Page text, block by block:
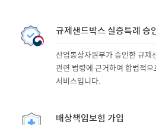
규제샌드박스 실증특례 승
산업통상자원부가 승인한 규제
관련 법령에 근거하여 합법적
서비스입니다.
배상책임보험 가입